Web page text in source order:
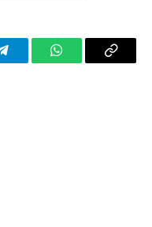
TelegramWhatsAppCopy